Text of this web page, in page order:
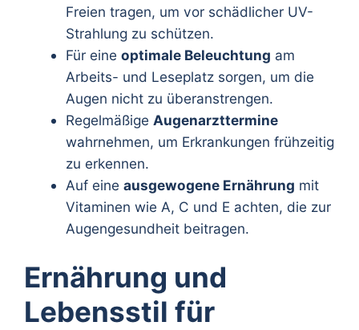
Freien tragen, um vor schädlicher UV-
Strahlung zu schützen.
Für eine optimale Beleuchtung am
Arbeits- und Leseplatz sorgen, um die
Augen nicht zu überanstrengen.
Regelmäßige Augenarzttermine
wahrnehmen, um Erkrankungen frühzeitig
zu erkennen.
Auf eine ausgewogene Ernährung mit
Vitaminen wie A, C und E achten, die zur
Augengesundheit beitragen.
Ernährung und
Lebensstil für